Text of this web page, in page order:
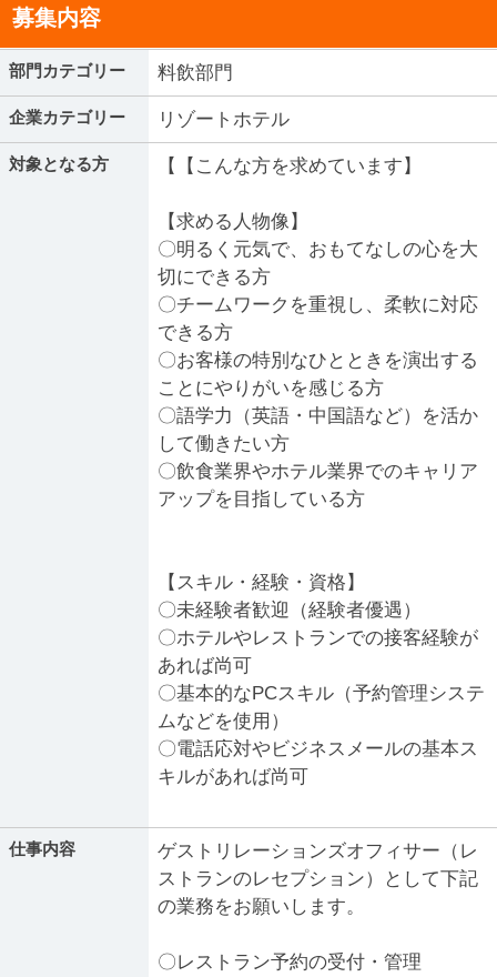
募集内容
部門カテゴリー 料飲部門
企業カテゴリー リゾートホテル
対象となる方 【【こんな方を求めています】
【求める人物像】
〇明るく元気で、おもてなしの心を大
切にできる方
〇チームワークを重視し、柔軟に対応
できる方
〇お客様の特別なひとときを演出する
ことにやりがいを感じる方
〇語学力（英語・中国語など）を活か
して働きたい方
〇飲食業界やホテル業界でのキャリア
アップを目指している方
【スキル・経験・資格】
〇未経験者歓迎（経験者優遇）
〇ホテルやレストランでの接客経験が
あれば尚可
〇基本的なPCスキル（予約管理システ
ムなどを使用）
〇電話応対やビジネスメールの基本ス
キルがあれば尚可
仕事内容
ゲストリレーションズオフィサー（レ
ストランのレセプション）として下記
の業務をお願いします。
〇レストラン予約の受付・管理